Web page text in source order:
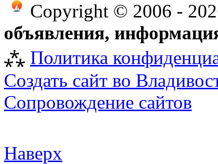
Copyright © 2006 -
объявления,
⁂ Политика
Создать сайт во
Сопровождение сайтов
Наверх